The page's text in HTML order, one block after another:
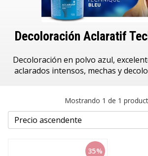
Decoloración Aclaratif
Decoloración en polvo azul,
aclarados intensos, mechas y
Mostrando 1 de 1
35%